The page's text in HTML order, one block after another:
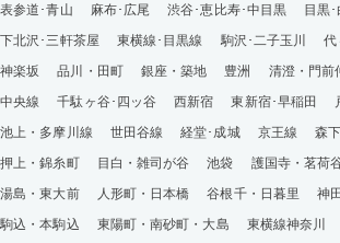
表参道･青山 麻布･広尾 渋谷･恵比寿･中目黒
目黒
下北沢･三軒茶屋
東横線･目黒線 駒沢･二子玉川 代
神楽坂
品川・田町 銀座・築地 豊洲 清澄・門前
中央線
千駄ヶ谷･四ッ谷 西新宿 東新宿･早稲田
池上・多摩川線
世田谷線 経堂･成城 京王線 森
押上・錦糸町
目白・雑司が谷 池袋 護国寺・茗荷
湯島・東大前
人形町・日本橋 谷根千・日暮里
神
駒込・本駒込
東陽町・南砂町・大島 東横線神奈川